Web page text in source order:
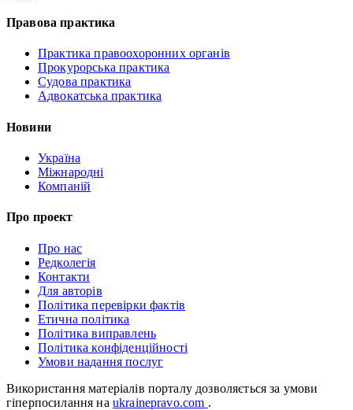
Правова практика
Практика правоохоронних органів
Прокурорська практика
Судова практика
Адвокатська практика
Новини
Україна
Міжнародні
Компаній
Про проект
Про нас
Редколегія
Контакти
Для авторів
Політика перевірки фактів
Етична політика
Політика виправлень
Політика конфіденційності
Умови надання послуг
Використання матеріалів порталу дозволяється за умови
гіперпосилання на ukrainepravo.com .